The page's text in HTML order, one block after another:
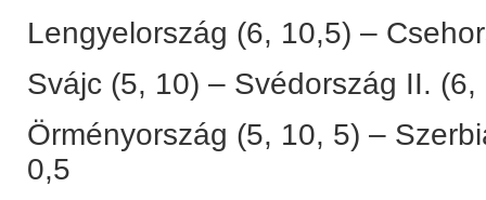
Lengyelország (6, 10,5) –
Svájc (5, 10) – Svédország II.
Örményország (5, 10, 5) –
0,5